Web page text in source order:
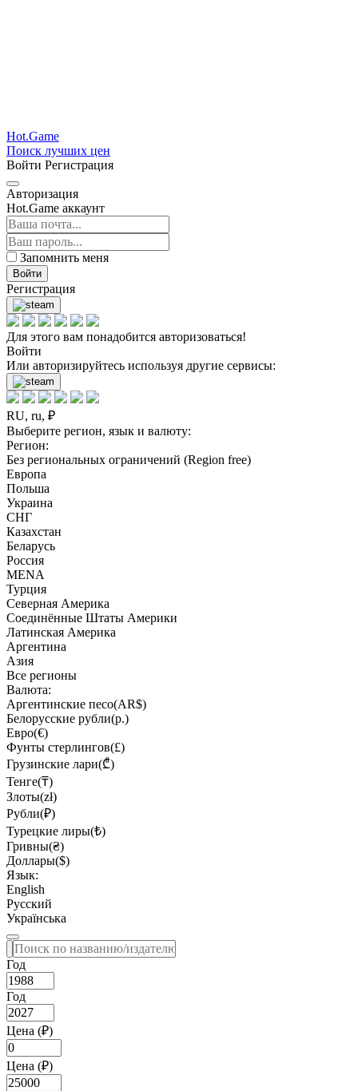
Hot.Game
Поиск лучших цен
Войти Регистрация
Авторизация
Hot.Game аккаунт
Запомнить меня
Войти
Регистрация
Для этого вам понадобится авторизоваться!
Войти
Или авторизируйтесь используя другие сервисы:
RU, ru, ₽
Выберите регион, язык и валюту:
Регион:
Без региональных ограничений (Region free)
Европа
Польша
Украина
СНГ
Казахстан
Беларусь
Россия
MENA
Турция
Северная Америка
Соединённые Штаты Америки
Латинская Америка
Аргентина
Азия
Все регионы
Валюта:
Аргентинские песо(AR$)
Белорусские рубли(р.)
Евро(€)
Фунты стерлингов(£)
Грузинские лари(₾)
Тенге(₸)
Злоты(zł)
Рубли(₽)
Турецкие лиры(₺)
Гривны(₴)
Доллары($)
Язык:
English
Русский
Українська
Год
Год
Цена (₽)
Цена (₽)